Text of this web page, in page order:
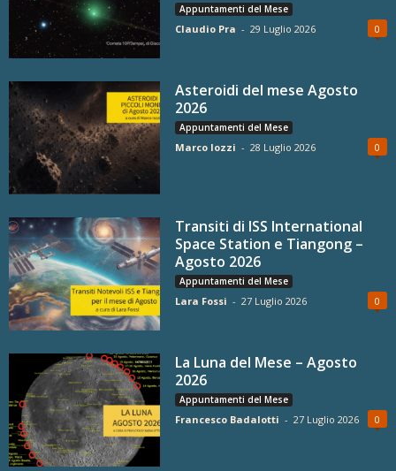
Appuntamenti del Mese
Claudio Pra - 29 Luglio 2026 0
Asteroidi del mese Agosto
2026
Appuntamenti del Mese
Marco Iozzi - 28 Luglio 2026 0
Transiti di ISS International
Space Station e Tiangong –
Agosto 2026
Appuntamenti del Mese
Lara Fossi - 27 Luglio 2026 0
La Luna del Mese – Agosto
2026
Appuntamenti del Mese
Francesco Badalotti - 27 Luglio 2026 0